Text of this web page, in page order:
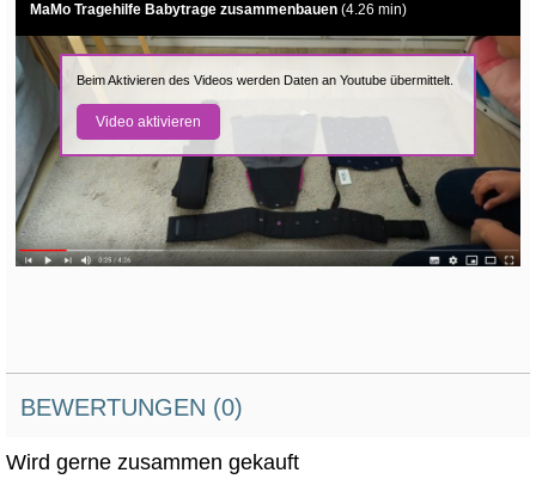
MaMo Tragehilfe Babytrage zusammenbauen (4.26 min)
Beim Aktivieren des Videos werden Daten an Youtube übermittelt.
Video aktivieren
BEWERTUNGEN (0)
Wird gerne zusammen gekauft